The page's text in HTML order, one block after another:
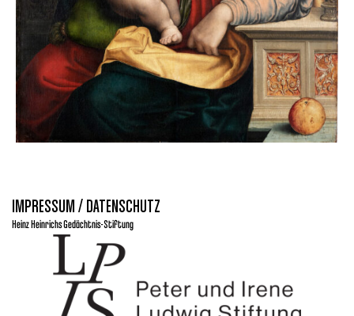
IMPRESSUM / DATENSCHUTZ
Heinz Heinrichs Gedächtnis-Stiftung